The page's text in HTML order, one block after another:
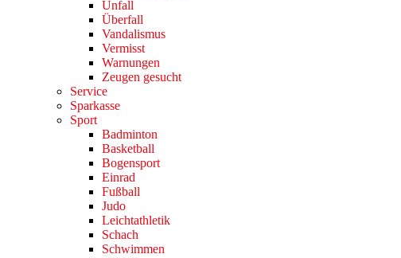
Unfall
Überfall
Vandalismus
Vermisst
Warnungen
Zeugen gesucht
Service
Sparkasse
Sport
Badminton
Basketball
Bogensport
Einrad
Fußball
Judo
Leichtathletik
Schach
Schwimmen